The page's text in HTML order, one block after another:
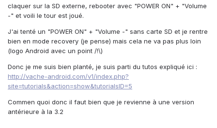
claquer sur la SD externe, rebooter avec "POWER ON" + "Volume
-" et voili le tour est joué.
J'ai tenté un "POWER ON" + "Volume -" sans carte SD et je rentre
bien en mode recovery (je pense) mais cela ne va pas plus loin
(logo Android avec un point /!\)
Donc je me suis bien planté, je suis parti du tutos expliqué ici :
http://vache-android.com/v1/index.php?
site=tutorials&action=show&tutorialsID=5
Commen quoi donc il faut bien que je revienne à une version
antérieure à la 3.2